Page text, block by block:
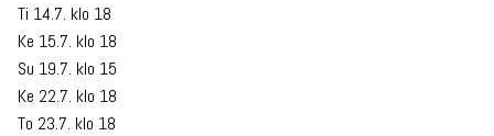
Ti 14.7. klo 18
Ke 15.7. klo 18
Su 19.7. klo 15
Ke 22.7. klo 18
To 23.7. klo 18